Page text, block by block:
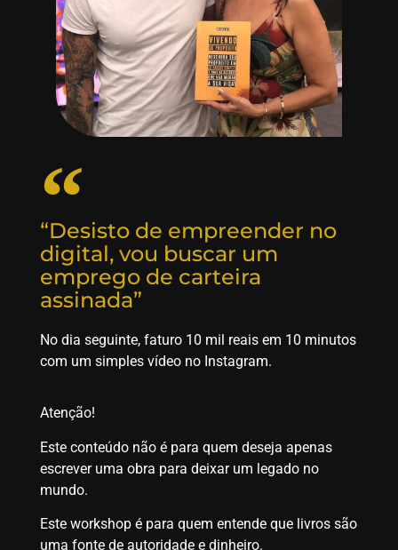
“Desisto de empreender no
digital, vou buscar um
emprego de carteira
assinada”
No dia seguinte, faturo 10 mil reais em 10 minutos
com um simples vídeo no Instagram.
Atenção!
Este conteúdo não é para quem deseja apenas
escrever uma obra para deixar um legado no
mundo.
Este workshop é para quem entende que livros são
uma fonte de autoridade e dinheiro.